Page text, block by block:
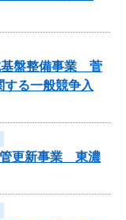
基盤整備事業 菅
る一般競争入
管更新事業 東濃